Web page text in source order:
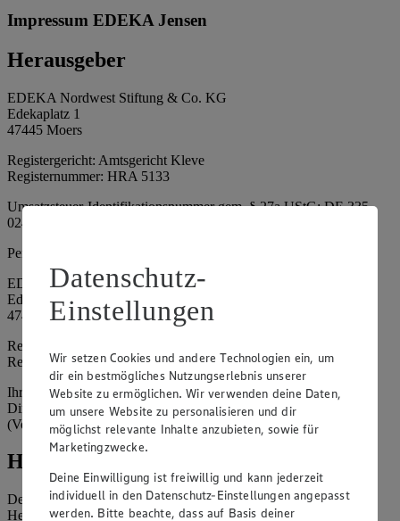
Impressum EDEKA Jensen
Herausgeber
EDEKA Nordwest Stiftung & Co. KG
Edekaplatz 1
47445 Moers
Registergericht: Amtsgericht Kleve
Registernummer: HRA 5133
Umsatzsteuer-Identifikationsnummer gem. § 27a UStG: DE 335
024 695
Persönlich haftende Gesellschafterin:
EDEKA Nordwest Handelsstiftung e. K.
Edekaplatz 1
47445 Moers
Registergericht: Amtsgericht Kleve
Registernummer: HRA 5132
Ihrerseits vertreten durch: Frank Breuer (Vorstandsvorsitzender),
Dirk Neuhaus (Vorstandsvorsitzender), Peter Wagener
(Vorstandsvorsitzender)
Hinweise
Der Inhalt dieser Website ist urheberrechtlich geschützt. Der
Herausgeber gewährt Ihnen jedoch das Recht, den auf dieser
Datenschutz-
Einstellungen
Wir setzen Cookies und andere Technologien ein, um
dir ein bestmögliches Nutzungserlebnis unserer
Website zu ermöglichen. Wir verwenden deine Daten,
um unsere Website zu personalisieren und dir
möglichst relevante Inhalte anzubieten, sowie für
Marketingzwecke.
Deine Einwilligung ist freiwillig und kann jederzeit
individuell in den Datenschutz-Einstellungen angepasst
werden. Bitte beachte, dass auf Basis deiner